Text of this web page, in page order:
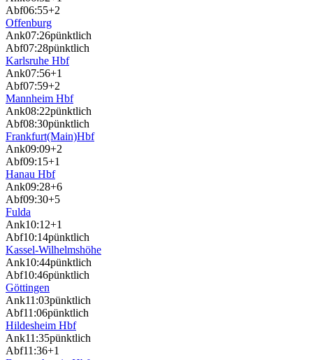
Abf06:55+2
Offenburg
Ank07:26pünktlich
Abf07:28pünktlich
Karlsruhe Hbf
Ank07:56+1
Abf07:59+2
Mannheim Hbf
Ank08:22pünktlich
Abf08:30pünktlich
Frankfurt(Main)Hbf
Ank09:09+2
Abf09:15+1
Hanau Hbf
Ank09:28+6
Abf09:30+5
Fulda
Ank10:12+1
Abf10:14pünktlich
Kassel-Wilhelmshöhe
Ank10:44pünktlich
Abf10:46pünktlich
Göttingen
Ank11:03pünktlich
Abf11:06pünktlich
Hildesheim Hbf
Ank11:35pünktlich
Abf11:36+1